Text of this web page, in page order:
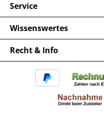
Recht & Info
Service
Wissenswertes